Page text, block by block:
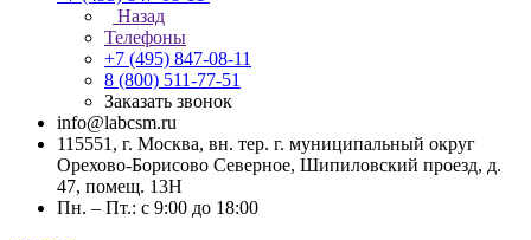
Назад
Телефоны
+7 (495) 847-08-11
8 (800) 511-77-51
Заказать звонок
info@labcsm.ru
115551, г. Москва, вн. тер. г. муниципальный округ
Орехово-Борисово Северное, Шипиловский проезд, д.
47, помещ. 13Н
Пн. – Пт.: с 9:00 до 18:00